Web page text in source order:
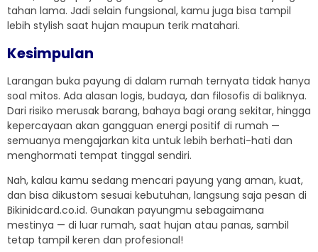
tahan lama. Jadi selain fungsional, kamu juga bisa tampil
lebih stylish saat hujan maupun terik matahari.
Kesimpulan
Larangan buka payung di dalam rumah ternyata tidak hanya
soal mitos. Ada alasan logis, budaya, dan filosofis di baliknya.
Dari risiko merusak barang, bahaya bagi orang sekitar, hingga
kepercayaan akan gangguan energi positif di rumah —
semuanya mengajarkan kita untuk lebih berhati-hati dan
menghormati tempat tinggal sendiri.
Nah, kalau kamu sedang mencari payung yang aman, kuat,
dan bisa dikustom sesuai kebutuhan, langsung saja pesan di
Bikinidcard.co.id. Gunakan payungmu sebagaimana
mestinya — di luar rumah, saat hujan atau panas, sambil
tetap tampil keren dan profesional!